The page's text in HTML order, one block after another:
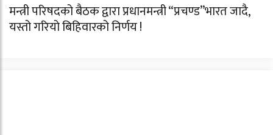
मन्त्री परिषदको बैठक द्वारा प्रधानमन्त्री “प्रचण्ड”भारत जादै,
यस्तो गरियो बिहिवारको निर्णय !